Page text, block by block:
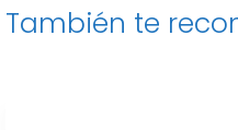
También te